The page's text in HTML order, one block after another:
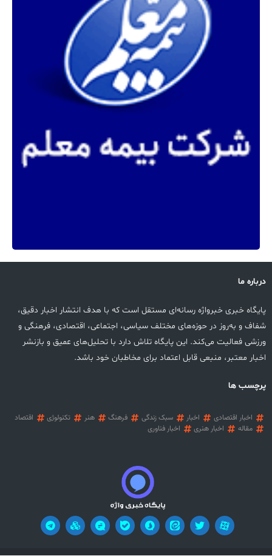
درباره ما
پایگاه خبری خبرواژه رسانه‌ای مستقل است که با هدف انتشار اخبار دقیق،
شفاف و به‌روز در حوزه‌های مختلف سیاسی، اجتماعی، اقتصادی، فرهنگی و
ورزشی فعالیت می‌کند. این پایگاه تلاش دارد با تحلیل‌های عمیق و بازنشر
اخبار معتبر، منبعی قابل اعتماد برای مخاطبان خود باشد.
پرچسب ها
اخبار اقتصادی اخبار سبک زندگی فرهنگ هنر تکنولوژی
اقتصاد
مقاله
اخبار هنری اخبار فناوری